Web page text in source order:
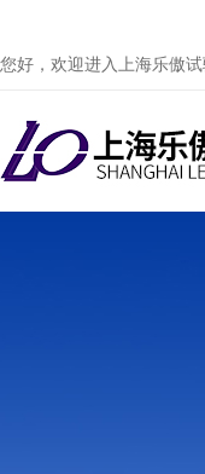
您好，欢迎进入上海乐傲